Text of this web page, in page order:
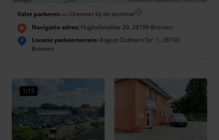
Valet parkeren — Ontmoet bij de terminal
Navigatie adres: Flughafenallee 20, 28199 Bremen
P Locatie parkeerterrein:August Dubbers Str. 1, 28199
Bremen
1/15